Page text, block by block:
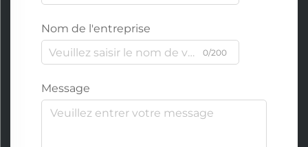
Nom de l'entreprise
0/200
Message